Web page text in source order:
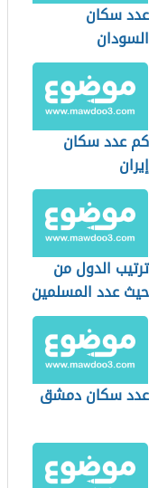
عدد سكان
السودان
كم عدد سكان
إيران
ترتيب الدول من
حيث عدد المسلمين
عدد سكان دمشق